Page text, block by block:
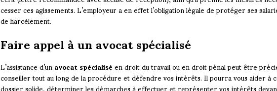
cesser ces agissements. L’employeur a en effet l’obligation légale de protéger ses
de harcèlement.
Faire appel à un avocat spécialisé
L’assistance d’unavocat spécialiséen droit du travail ou en droit pénal peut être
conseiller tout au long de la procédure et défendre vos intérêts. Il pourra vous aider à